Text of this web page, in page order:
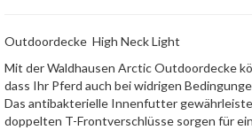
Outdoordecke High Neck Light
Mit der Waldhausen Arctic Outdoordecke
dass Ihr Pferd auch bei widrigen
Das antibakterielle Innenfutter
doppelten T-Frontverschlüsse sorgen für